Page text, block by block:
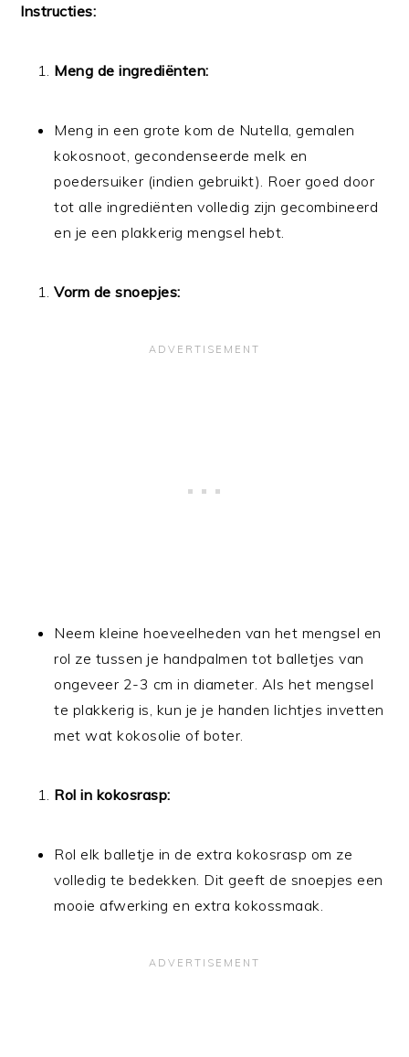
Instructies:
Meng de ingrediënten:
Meng in een grote kom de Nutella, gemalen
kokosnoot, gecondenseerde melk en
poedersuiker (indien gebruikt). Roer goed door
tot alle ingrediënten volledig zijn gecombineerd
en je een plakkerig mengsel hebt.
Vorm de snoepjes:
Neem kleine hoeveelheden van het mengsel en
rol ze tussen je handpalmen tot balletjes van
ongeveer 2-3 cm in diameter. Als het mengsel
te plakkerig is, kun je je handen lichtjes invetten
met wat kokosolie of boter.
Rol in kokosrasp:
Rol elk balletje in de extra kokosrasp om ze
volledig te bedekken. Dit geeft de snoepjes een
mooie afwerking en extra kokossmaak.